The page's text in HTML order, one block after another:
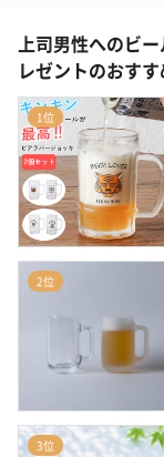
上司男性へのビ
レゼントのおす
1位
2位
3位